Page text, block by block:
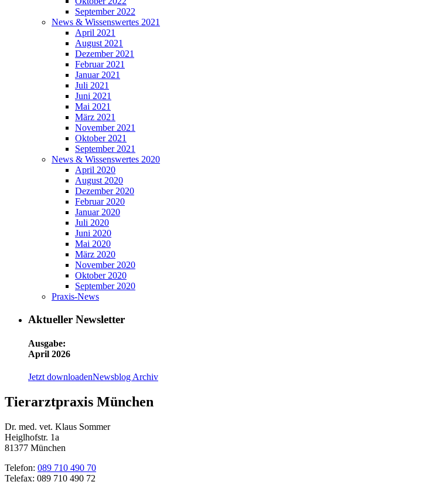
September 2022
News & Wissenswertes 2021
April 2021
August 2021
Dezember 2021
Februar 2021
Januar 2021
Juli 2021
Juni 2021
Mai 2021
März 2021
November 2021
Oktober 2021
September 2021
News & Wissenswertes 2020
April 2020
August 2020
Dezember 2020
Februar 2020
Januar 2020
Juli 2020
Juni 2020
Mai 2020
März 2020
November 2020
Oktober 2020
September 2020
Praxis-News
Aktueller Newsletter
Ausgabe:
April 2026
Jetzt downloadenNewsblog Archiv
Tierarztpraxis München
Dr. med. vet. Klaus Sommer
Heiglhofstr. 1a
81377 München
Telefon: 089 710 490 70
Telefax: 089 710 490 72